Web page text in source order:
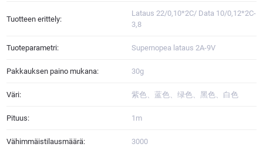
Tuotteen erittely:
Lataus 22/0,10*2C/ Data 10/0,12*2C-
3,8
Tuoteparametri: Supernopea lataus 2A-9V
Pakkauksen paino mukana: 30g
Väri: 紫色、蓝色、绿色、黑色、白色
Pituus: 1m
Vähimmäistilausmäärä: 3000